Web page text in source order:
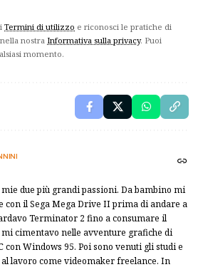
Termini di utilizzo e riconosci le pratiche di
nostra Informativa sulla privacy. Puoi
momento.
due più grandi passioni. Da bambino mi
con il Sega Mega Drive II prima di andare a
Terminator 2 fino a consumare il
mi cimentavo nelle avventure grafiche di
con Windows 95. Poi sono venuti gli studi e
lavoro come videomaker freelance. In